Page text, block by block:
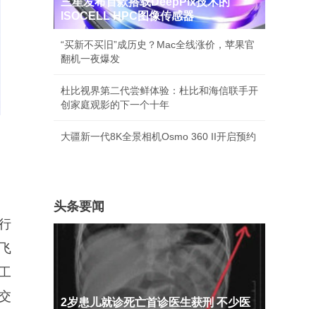
ISOCELL HPC图像传感器
“买新不买旧”成历史？Mac全线涨价，苹果官
翻机一夜爆发
杜比视界第二代尝鲜体验：杜比和海信联手开
创家庭观影的下一个十年
大疆新一代8K全景相机Osmo 360 II开启预约
头条要闻
2岁患儿就诊死亡首诊医生获刑 不少医